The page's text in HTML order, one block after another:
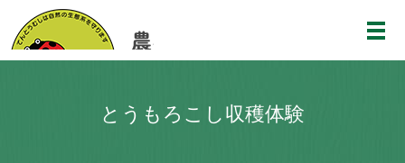
メ
とうもろこし収穫体験